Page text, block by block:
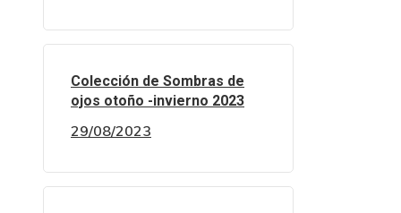
Colección de Sombras de
ojos otoño -invierno 2023
29/08/2023